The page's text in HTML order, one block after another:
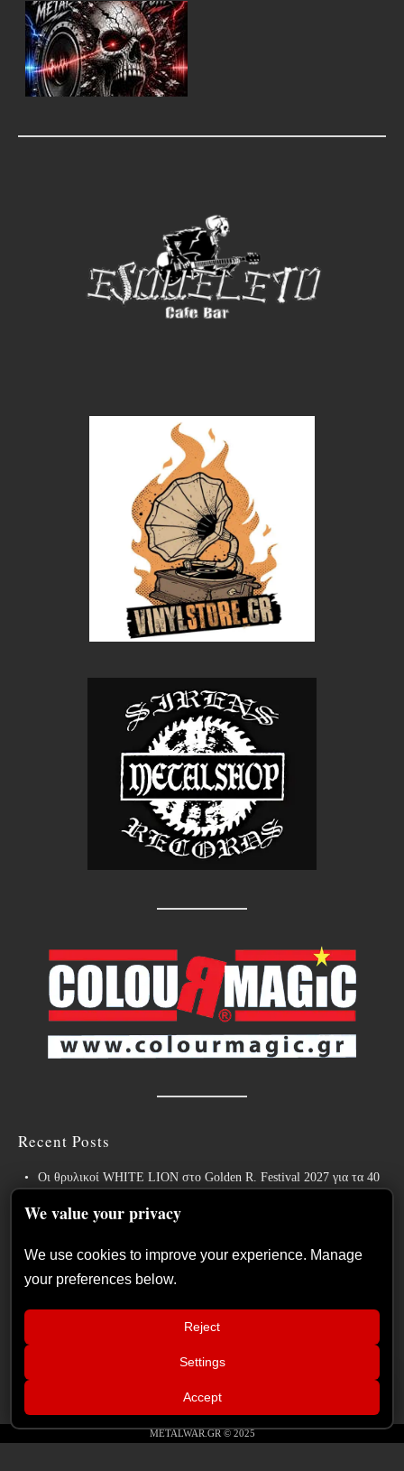
Recent Posts
Οι θρυλικοί WHITE LION στο Golden R. Festival 2027 για τα 40
Ανταπόκριση: Hills Of Rock 2026, Plovdiv BG – Day 3. Paradise
Lost, Nevermore, Lamb of God και ένα ιδανικό φινάλε στο Πλόβντιβ
Οι Γερμανοί πρωτοπόροι του συμφωνικού metal XANDRIA
παρουσιάζουν το ομώνυμο τραγούδι του νέου τους άλμπουμ.
Οι Wayfarer κυκλοφορούν νέο τραγούδι με τη συμμετοχή του David
Eugene Edwards και προαναγγέλλουν το νέο τους στούντιο άλμπουμ.
METALWAR.GR © 2025
We value your privacy
We use cookies to improve your experience. Manage
your preferences below.
Reject
Settings
Accept
δίσκου